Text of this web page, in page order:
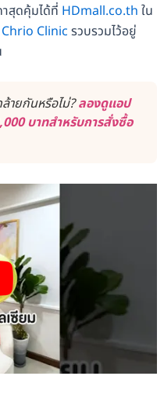
าสุดคุ้มได้ที่ HDmall.co.th ใน
Chrio Clinic รวบรวมไว้อยู่
ายกันหรือไม่?ลองดูแอป
บาทสำหรับการสั่งซื้อ